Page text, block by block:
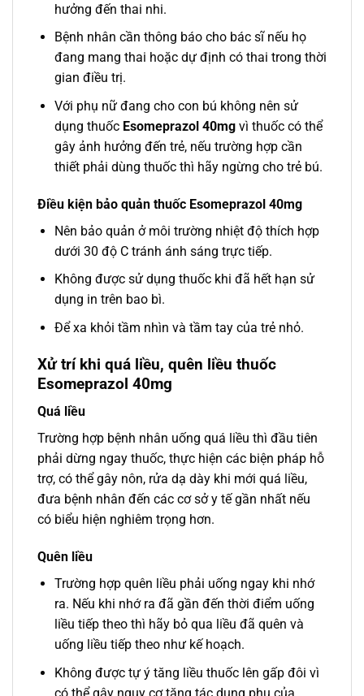
hưởng đến thai nhi.
Bệnh nhân cần thông báo cho bác sĩ nếu họ
đang mang thai hoặc dự định có thai trong thời
gian điều trị.
Với phụ nữ đang cho con bú không nên sử
dụng thuốc Esomeprazol 40mgvì thuốc có thể
gây ảnh hưởng đến trẻ, nếu trường hợp cần
thiết phải dùng thuốc thì hãy ngừng cho trẻ bú.
Điều kiện bảo quản thuốc Esomeprazol 40mg
Nên bảo quản ở môi trường nhiệt độ thích hợp
dưới 30 độ C tránh ánh sáng trực tiếp.
Không được sử dụng thuốc khi đã hết hạn sử
dụng in trên bao bì.
Để xa khỏi tầm nhìn và tầm tay của trẻ nhỏ.
Xử trí khi quá liều, quên liều thuốc
Esomeprazol 40mg
Quá liều
Trường hợp bệnh nhân uống quá liều thì đầu tiên
phải dừng ngay thuốc, thực hiện các biện pháp hỗ
trợ, có thể gây nôn, rửa dạ dày khi mới quá liều,
đưa bệnh nhân đến các cơ sở y tế gần nhất nếu
có biểu hiện nghiêm trọng hơn.
Quên liều
Trường hợp quên liều phải uống ngay khi nhớ
ra. Nếu khi nhớ ra đã gần đến thời điểm uống
liều tiếp theo thì hãy bỏ qua liều đã quên và
uống liều tiếp theo như kế hoạch.
Không được tự ý tăng liều thuốc lên gấp đôi vì